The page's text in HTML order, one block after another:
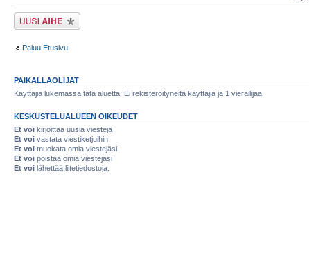
Lähetä uusi viesti
Paluu Etusivu
PAIKALLAOLIJAT
Käyttäjiä lukemassa tätä aluetta: Ei rekisteröityneitä käyttäjiä ja 1 vierailijaa
KESKUSTELUALUEEN OIKEUDET
Et voi kirjoittaa uusia viestejä
Et voi vastata viestiketjuihin
Et voi muokata omia viestejäsi
Et voi poistaa omia viestejäsi
Et voi lähettää liitetiedostoja.